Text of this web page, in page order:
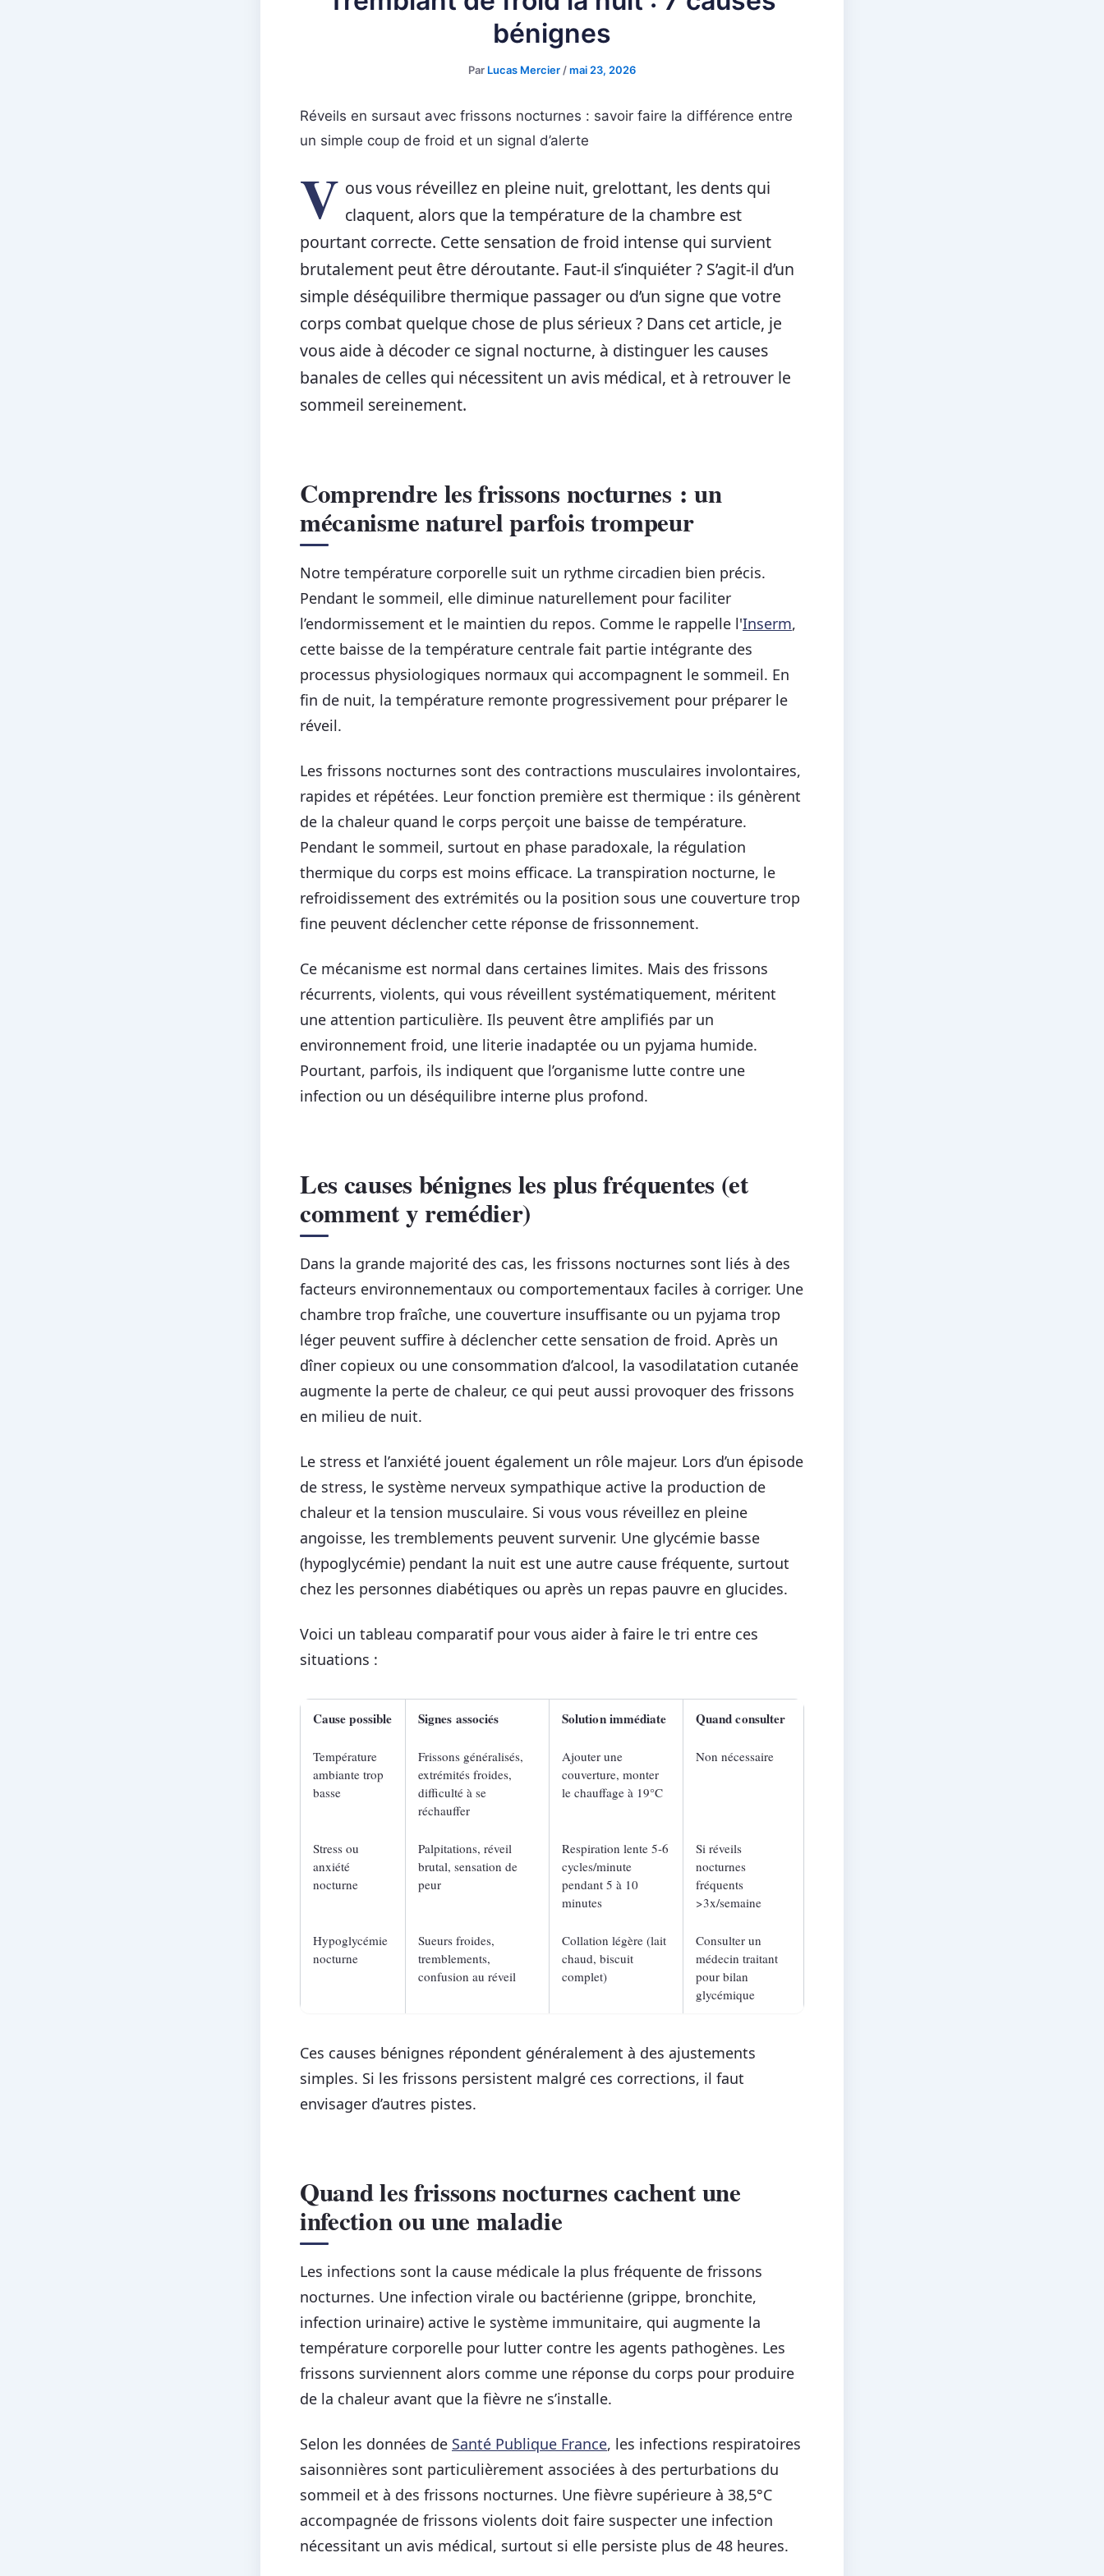
bénignes
Par Lucas Mercier /mai 23, 2026
Réveils en sursaut avec frissons nocturnes : savoir faire la différence entre
un simple coup de froid et un signal d’alerte
V ous vous réveillez en pleine nuit, grelottant, les dents qui
claquent, alors que la température de la chambre est
pourtant correcte. Cette sensation de froid intense qui survient
brutalement peut être déroutante. Faut-il s’inquiéter ? S’agit-il d’un
simple déséquilibre thermique passager ou d’un signe que votre
corps combat quelque chose de plus sérieux ? Dans cet article, je
vous aide à décoder ce signal nocturne, à distinguer les causes
banales de celles qui nécessitent un avis médical, et à retrouver le
sommeil sereinement.
Comprendre les frissons nocturnes : un
mécanisme naturel parfois trompeur
Notre température corporelle suit un rythme circadien bien précis.
Pendant le sommeil, elle diminue naturellement pour faciliter
l’endormissement et le maintien du repos. Comme le rappelle l'Inserm,
cette baisse de la température centrale fait partie intégrante des
processus physiologiques normaux qui accompagnent le sommeil. En
fin de nuit, la température remonte progressivement pour préparer le
réveil.
Les frissons nocturnes sont des contractions musculaires involontaires,
rapides et répétées. Leur fonction première est thermique : ils génèrent
de la chaleur quand le corps perçoit une baisse de température.
Pendant le sommeil, surtout en phase paradoxale, la régulation
thermique du corps est moins efficace. La transpiration nocturne, le
refroidissement des extrémités ou la position sous une couverture trop
fine peuvent déclencher cette réponse de frissonnement.
Ce mécanisme est normal dans certaines limites. Mais des frissons
récurrents, violents, qui vous réveillent systématiquement, méritent
une attention particulière. Ils peuvent être amplifiés par un
environnement froid, une literie inadaptée ou un pyjama humide.
Pourtant, parfois, ils indiquent que l’organisme lutte contre une
infection ou un déséquilibre interne plus profond.
Les causes bénignes les plus fréquentes (et
comment y remédier)
Dans la grande majorité des cas, les frissons nocturnes sont liés à des
facteurs environnementaux ou comportementaux faciles à corriger. Une
chambre trop fraîche, une couverture insuffisante ou un pyjama trop
léger peuvent suffire à déclencher cette sensation de froid. Après un
dîner copieux ou une consommation d’alcool, la vasodilatation cutanée
augmente la perte de chaleur, ce qui peut aussi provoquer des frissons
en milieu de nuit.
Le stress et l’anxiété jouent également un rôle majeur. Lors d’un épisode
de stress, le système nerveux sympathique active la production de
chaleur et la tension musculaire. Si vous vous réveillez en pleine
angoisse, les tremblements peuvent survenir. Une glycémie basse
(hypoglycémie) pendant la nuit est une autre cause fréquente, surtout
chez les personnes diabétiques ou après un repas pauvre en glucides.
Voici un tableau comparatif pour vous aider à faire le tri entre ces
situations :
Cause possible Signes associés Solution immédiate Quand consulter
Température
ambiante trop
basse
Frissons généralisés,
extrémités froides,
difficulté à se
réchauffer
Ajouter une
couverture, monter
le chauffage à 19°C
Non nécessaire
Stress ou
anxiété
nocturne
Palpitations, réveil
brutal, sensation de
peur
Respiration lente 5-6
cycles/minute
pendant 5 à 10
minutes
Si réveils
nocturnes
fréquents
>3x/semaine
Hypoglycémie
nocturne
Sueurs froides,
tremblements,
confusion au réveil
Collation légère (lait
chaud, biscuit
complet)
Consulter un
médecin traitant
pour bilan
glycémique
Ces causes bénignes répondent généralement à des ajustements
simples. Si les frissons persistent malgré ces corrections, il faut
envisager d’autres pistes.
Quand les frissons nocturnes cachent une
infection ou une maladie
Les infections sont la cause médicale la plus fréquente de frissons
nocturnes. Une infection virale ou bactérienne (grippe, bronchite,
infection urinaire) active le système immunitaire, qui augmente la
température corporelle pour lutter contre les agents pathogènes. Les
frissons surviennent alors comme une réponse du corps pour produire
de la chaleur avant que la fièvre ne s’installe.
Selon les données de Santé Publique France, les infections respiratoires
saisonnières sont particulièrement associées à des perturbations du
sommeil et à des frissons nocturnes. Une fièvre supérieure à 38,5°C
accompagnée de frissons violents doit faire suspecter une infection
nécessitant un avis médical, surtout si elle persiste plus de 48 heures.